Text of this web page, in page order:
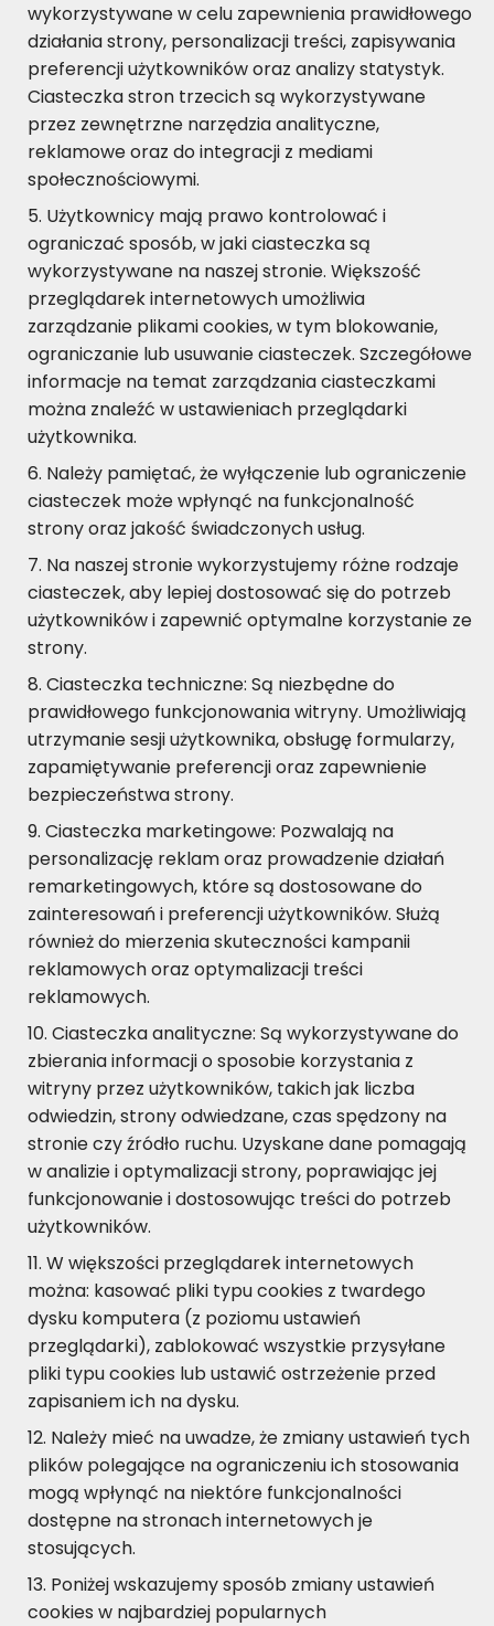
wykorzystywane w celu zapewnienia prawidłowego
działania strony, personalizacji treści, zapisywania
preferencji użytkowników oraz analizy statystyk.
Ciasteczka stron trzecich są wykorzystywane
przez zewnętrzne narzędzia analityczne,
reklamowe oraz do integracji z mediami
społecznościowymi.
Użytkownicy mają prawo kontrolować i
ograniczać sposób, w jaki ciasteczka są
wykorzystywane na naszej stronie. Większość
przeglądarek internetowych umożliwia
zarządzanie plikami cookies, w tym blokowanie,
ograniczanie lub usuwanie ciasteczek. Szczegółowe
informacje na temat zarządzania ciasteczkami
można znaleźć w ustawieniach przeglądarki
użytkownika.
Należy pamiętać, że wyłączenie lub ograniczenie
ciasteczek może wpłynąć na funkcjonalność
strony oraz jakość świadczonych usług.
Na naszej stronie wykorzystujemy różne rodzaje
ciasteczek, aby lepiej dostosować się do potrzeb
użytkowników i zapewnić optymalne korzystanie ze
strony.
Ciasteczka techniczne: Są niezbędne do
prawidłowego funkcjonowania witryny. Umożliwiają
utrzymanie sesji użytkownika, obsługę formularzy,
zapamiętywanie preferencji oraz zapewnienie
bezpieczeństwa strony.
Ciasteczka marketingowe: Pozwalają na
personalizację reklam oraz prowadzenie działań
remarketingowych, które są dostosowane do
zainteresowań i preferencji użytkowników. Służą
również do mierzenia skuteczności kampanii
reklamowych oraz optymalizacji treści
reklamowych.
Ciasteczka analityczne: Są wykorzystywane do
zbierania informacji o sposobie korzystania z
witryny przez użytkowników, takich jak liczba
odwiedzin, strony odwiedzane, czas spędzony na
stronie czy źródło ruchu. Uzyskane dane pomagają
w analizie i optymalizacji strony, poprawiając jej
funkcjonowanie i dostosowując treści do potrzeb
użytkowników.
W większości przeglądarek internetowych
można: kasować pliki typu cookies z twardego
dysku komputera (z poziomu ustawień
przeglądarki), zablokować wszystkie przysyłane
pliki typu cookies lub ustawić ostrzeżenie przed
zapisaniem ich na dysku.
Należy mieć na uwadze, że zmiany ustawień tych
plików polegające na ograniczeniu ich stosowania
mogą wpłynąć na niektóre funkcjonalności
dostępne na stronach internetowych je
stosujących.
Poniżej wskazujemy sposób zmiany ustawień
cookies w najbardziej popularnych